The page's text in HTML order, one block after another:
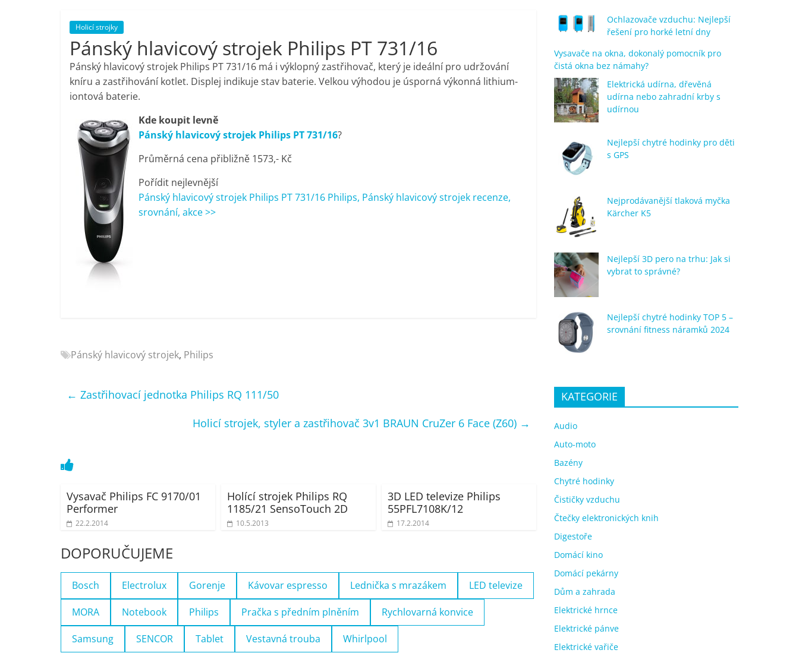
porovnání,
pračky,
televize,
notebooky,
mobilní
telefony,
kávovary,
bazény
Nejlepší
recenze,
notebooky,
Holicí strojky
Pánský hlavicový strojek Philips PT 731/16
Pánský hlavicový strojek Philips PT 731/16 má i výklopný zastřihovač, který je ideální pro udržování
kníru a zastřihování kotlet. Displej indikuje stav baterie. Velkou výhodou je úsporná výkonná lithium-
iontová baterie.
Kde koupit levně
Pánský hlavicový strojek Philips PT 731/16?
Průměrná cena přibližně 1573,- Kč
Pořídit nejlevnější
Pánský hlavicový strojek Philips PT 731/16 Philips, Pánský hlavicový strojek recenze,
srovnání, akce >>
Pánský hlavicový strojek, Philips
← Zastřihovací jednotka Philips RQ 111/50
Holicí strojek, styler a zastřihovač 3v1 BRAUN CruZer 6 Face (Z60) →
Vysavač Philips FC 9170/01
Performer
22.2.2014
Holící strojek Philips RQ
1185/21 SensoTouch 2D
10.5.2013
3D LED televize Philips
55PFL7108K/12
17.2.2014
DOPORUČUJEME
Bosch Electrolux Gorenje Kávovar espresso Lednička s mrazákem LED televize
MORA Notebook Philips Pračka s předním plněním Rychlovarná konvice
Samsung SENCOR Tablet Vestavná trouba Whirlpool
Ochlazovače vzduchu: Nejlepší
řešení pro horké letní dny
Vysavače na okna, dokonalý pomocník pro
čistá okna bez námahy?
Elektrická udírna, dřevěná
udírna nebo zahradní krby s
udírnou
Nejlepší chytré hodinky pro děti
s GPS
Nejprodávanější tlaková myčka
Kärcher K5
Nejlepší 3D pero na trhu: Jak si
vybrat to správné?
Nejlepší chytré hodinky TOP 5 –
srovnání fitness náramků 2024
KATEGORIE
Audio
Auto-moto
Bazény
Chytré hodinky
Čističky vzduchu
Čtečky elektronických knih
Digestoře
Domácí kino
Domácí pekárny
Dům a zahrada
Elektrické hrnce
Elektrické pánve
Elektrické vařiče